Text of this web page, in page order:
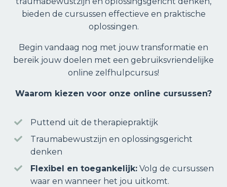
bieden de cursussen effectieve en praktische
oplossingen.
Begin vandaag nog met jouw transformatie en
bereik jouw doelen met een gebruiksvriendelijke
online zelfhulpcursus!
Waarom kiezen voor onze online cursussen?
Puttend uit de therapiepraktijk
Traumabewustzijn en oplossingsgericht
denken
Flexibel en toegankelijk: Volg de cursussen
waar en wanneer het jou uitkomt.